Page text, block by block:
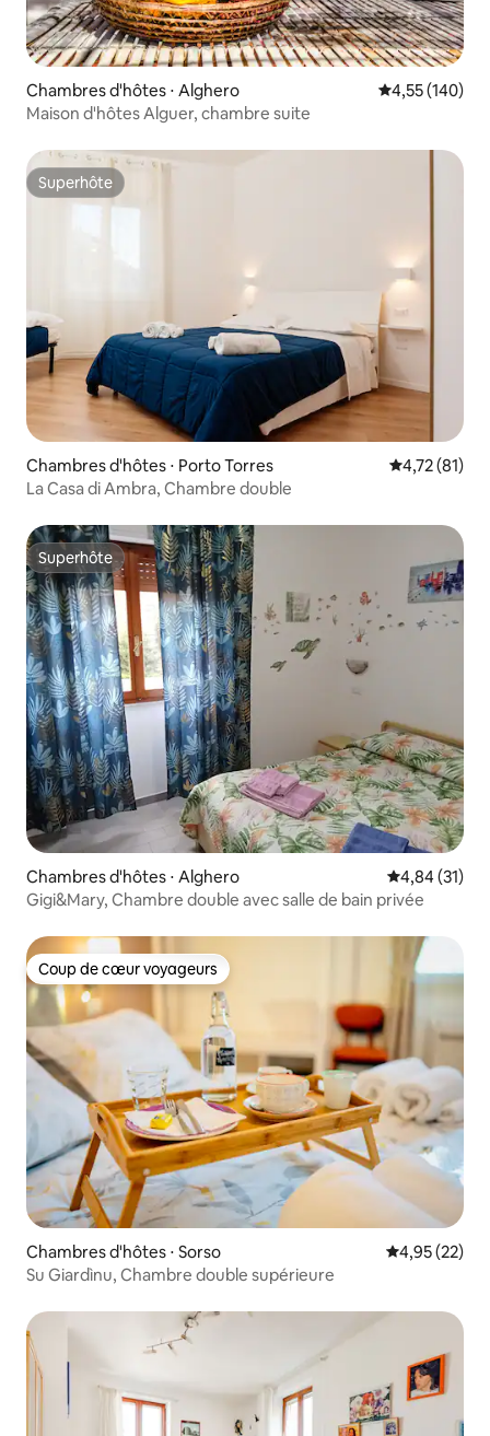
Chambres d'hôtes ⋅ Alghero Évaluation
4,55 (140)
Maison d'hôtes Alguer, chambre suite
Superhôte
Superhôte
Chambres d'hôtes ⋅ Porto Torres Évaluation
4,72 (81)
La Casa di Ambra, Chambre double
Superhôte
Superhôte
Chambres d'hôtes ⋅ Alghero Évaluation
4,84 (31)
Gigi&Mary, Chambre double avec salle de bain privée
Coup de cœur voyageurs
Coup de cœur voyageurs
Chambres d'hôtes ⋅ Sorso Évaluation
4,95 (22)
Su Giardìnu, Chambre double supérieure